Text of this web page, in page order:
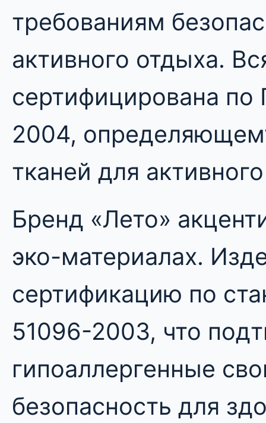
требованиям
активного отдыха.
сертифицирована
2004,
тканей для
Бренд «Лето»
эко-материалах.
сертификацию по
51096-2003, что
гипоаллергенные
безопасность для